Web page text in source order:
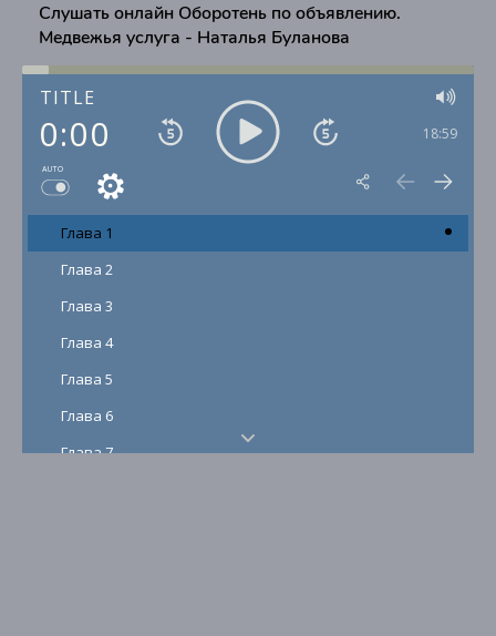
Слушать онлайн Оборотень по объявлению.
Медвежья услуга - Наталья Буланова
TITLE
0:00 18:59
AUTO
Глава 1
Глава 2
Глава 3
Глава 4
Глава 5
Глава 6
Глава 7